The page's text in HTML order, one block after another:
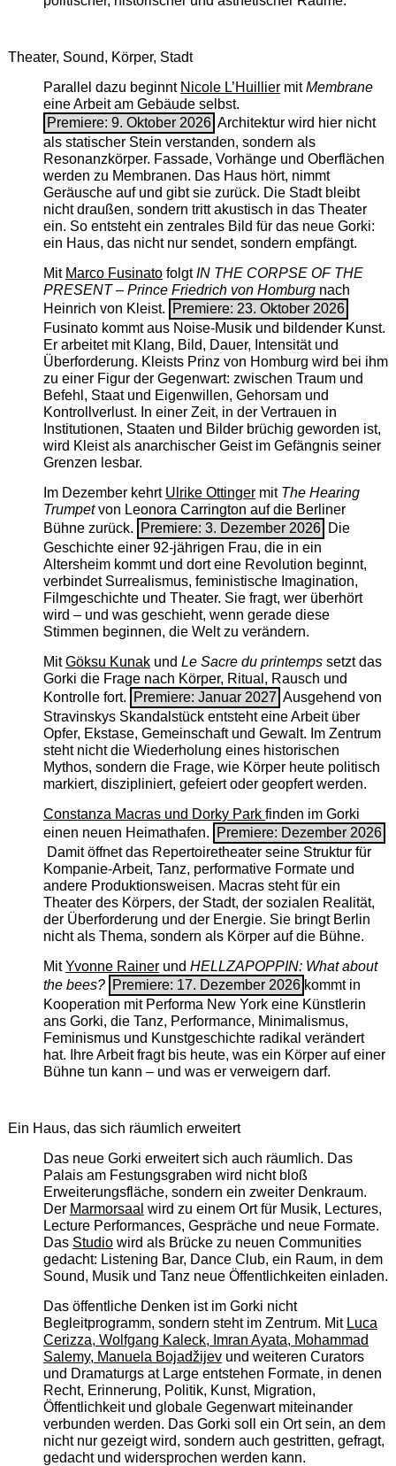
Theater, Sound, Körper, Stadt
Parallel dazu beginnt Nicole L’Huilliermit ­Membrane
eine Arbeit am Gebäude selbst.
Premiere: 9. Oktober 2026 Architektur wird hier nicht
als statischer Stein verstanden, sondern als
Resonanzkörper. Fassade, Vorhänge und Oberflächen
werden zu Membranen. Das Haus hört, nimmt
Geräusche auf und gibt sie zurück. Die Stadt bleibt
nicht draußen, sondern tritt akustisch in das Theater
ein. So entsteht ein zentrales Bild für das neue Gorki:
ein Haus, das nicht nur sendet, sondern empfängt.
Mit Marco FusinatofolgtIN THE CORPSE OF THE
PRESENT – Prince Friedrich von Homburgnach
Heinrich von Kleist.
Premiere: 23. Oktober 2026
Fusinato kommt aus Noise-Musik und bildender Kunst.
Er arbeitet mit Klang, Bild, Dauer, Intensität und
Überforderung. Kleists Prinz von Homburg wird bei ihm
zu einer Figur der Gegenwart: zwischen Traum und
Befehl, Staat und Eigenwillen, Gehorsam und
Kontrollverlust. In einer Zeit, in der Vertrauen in
Institutionen, Staaten und Bilder brüchig geworden ist,
wird Kleist als anarchischer Geist im Gefängnis seiner
Grenzen lesbar.
Im Dezember kehrt Ulrike Ottingermit The ­Hearing
Trumpetvon Leonora Carrington auf die Berliner
Bühne zurück.
Premiere: 3. Dezember 2026 Die
Geschichte einer 92-jährigen Frau, die in ein
Altersheim kommt und dort eine Revolution beginnt,
verbindet Surrealismus, feministische Imagination,
Filmgeschichte und Theater. Sie fragt, wer überhört
wird – und was geschieht, wenn gerade diese
Stimmen beginnen, die Welt zu verändern.
MitGöksu Kunakund Le Sacre du printempssetzt das
Gorki die Frage nach Körper, Ritual, Rausch und
Kontrolle fort.
Premiere: Januar 2027 Ausgehend von
Stravinskys Skandalstück entsteht eine Arbeit über
Opfer, Ekstase, Gemeinschaft und Gewalt. Im Zentrum
steht nicht die Wiederholung eines historischen
Mythos, sondern die Frage, wie Körper heute politisch
markiert, diszipliniert, gefeiert oder geopfert werden.
Constanza Macras und Dorky Park finden im Gorki
einen neuen Heimathafen.
Premiere: Dezember 2026
Damit öffnet das Repertoiretheater seine Struktur für
Kompanie-Arbeit, Tanz, performative Formate und
andere Produktionsweisen. Macras steht für ein
Theater des Körpers, der Stadt, der sozialen Realität,
der Überforderung und der Energie. Sie bringt Berlin
nicht als Thema, sondern als Körper auf die Bühne.
MitYvonne Rainerund HELLZAPOPPIN: What about
the bees? Premiere: 17. Dezember 2026 kommt in
Kooperation mit Performa New York eine Künstlerin
ans Gorki, die Tanz, Performance, Minimalismus,
Feminismus und Kunstgeschichte radikal verändert
hat. Ihre Arbeit fragt bis heute, was ein Körper auf einer
Bühne tun kann – und was er verweigern darf.
Ein Haus, das sich räumlich erweitert
Das neue Gorki erweitert sich auch räumlich. Das
Palais am Festungsgraben wird nicht bloß
Erweiterungsfläche, sondern ein zweiter Denkraum.
Der Marmorsaal wird zu einem Ort für Musik, Lectures,
Lecture Performances, Gespräche und neue Formate.
Das Studiowird als Brücke zu neuen Communities
gedacht: Listening Bar, Dance Club, ein Raum, in dem
Sound, Musik und Tanz neue Öffentlichkeiten einladen.
Das öffentliche Denken ist im Gorki nicht
Begleitprogramm, sondern steht im Zentrum. Mit Luca
Cerizza, Wolfgang Kaleck, Imran Ayata, Mohammad
Salemy, Manuela Bojadžijevund weiteren Curators
und Dramaturgs at Large entstehen Formate, in denen
Recht, Erinnerung, Politik, Kunst, Migration,
Öffentlichkeit und globale Gegenwart miteinander
verbunden werden. Das Gorki soll ein Ort sein, an dem
nicht nur gezeigt wird, sondern auch gestritten, gefragt,
gedacht und widersprochen werden kann.